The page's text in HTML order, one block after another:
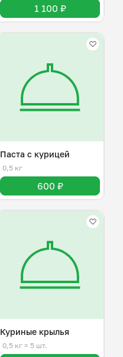
1 100 ₽
Паста с курицей
0,5 кг
600 ₽
Куриные крылья
0,5 кг ≈ 5 шт.